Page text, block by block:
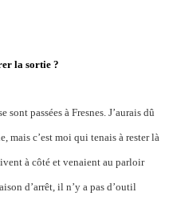
la sortie ?
passées à Fresnes. J’aurais dû
mais c’est moi qui tenais à rester là
à côté et venaient au parloir
d’arrêt, il n’y a pas d’outil